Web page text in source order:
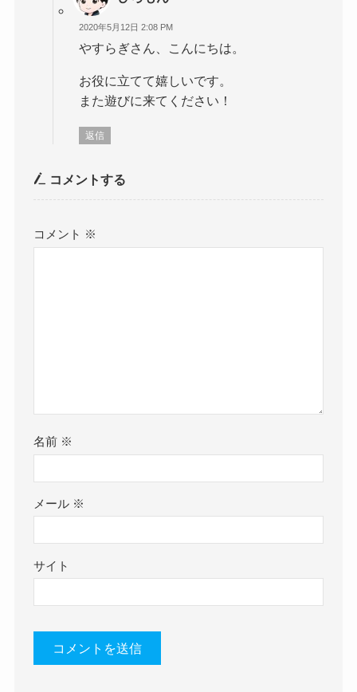
2020年5月12日 2:08 PM
やすらぎさん、こんにちは。
お役に立てて嬉しいです。
また遊びに来てください！
返信
コメントする
コメント ※
名前 ※
メール ※
サイト